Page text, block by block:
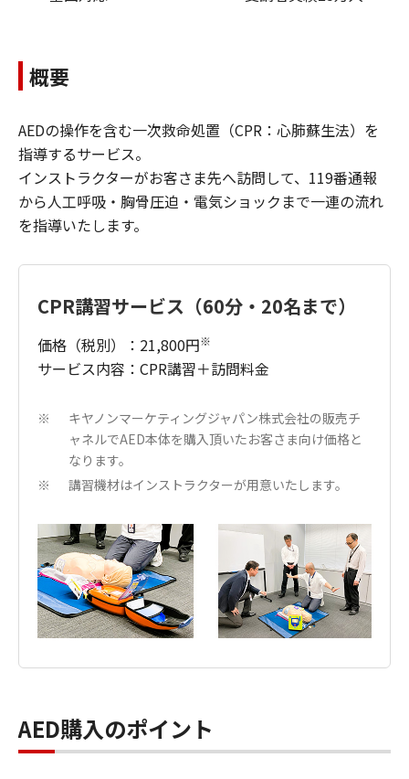
概要
AEDの操作を含む一次救命処置（CPR：心肺蘇生法）を
指導するサービス。
インストラクターがお客さま先へ訪問して、119番通報
から人工呼吸・胸骨圧迫・電気ショックまで一連の流れ
を指導いたします。
CPR講習サービス（60分・20名まで）
価格（税別）：21,800円※
サービス内容：CPR講習＋訪問料金
※
キヤノンマーケティングジャパン株式会社の販売チ
ャネルでAED本体を購入頂いたお客さま向け価格と
なります。
※ 講習機材はインストラクターが用意いたします。
AED購入のポイント